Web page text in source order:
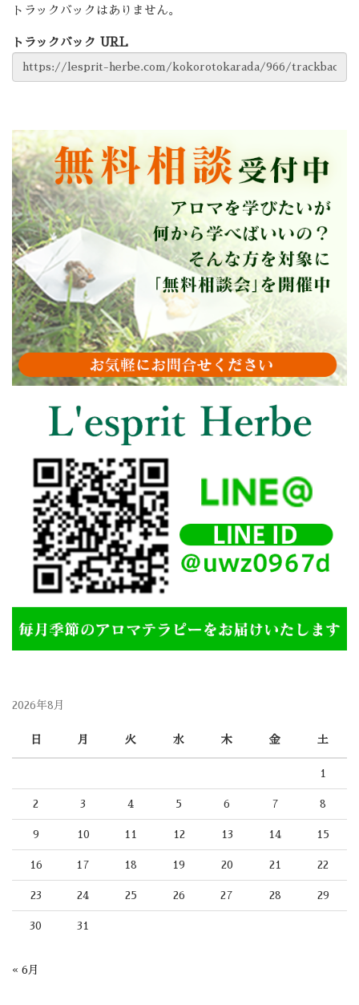
トラックバックはありません。
トラックバック URL
2026年8月
日 月 火 水 木 金 土
1
2 3 4 5 6 7 8
9 10 11 12 13 14 15
16 17 18 19 20 21 22
23 24 25 26 27 28 29
30 31
« 6月